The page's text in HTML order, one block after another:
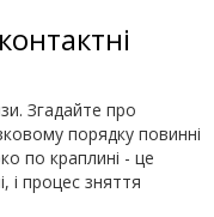
Згадайте про
порядку повинні
по краплині - це
і процес зняття